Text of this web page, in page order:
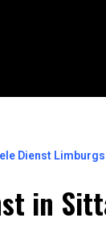
Dienst
in